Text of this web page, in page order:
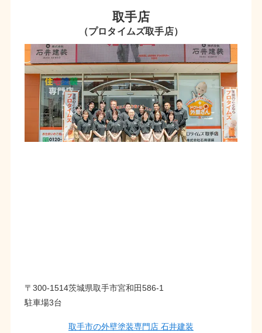
取手店
（プロタイムズ取手店）
〒300-1514茨城県取手市宮和田586-1
駐車場3台
取手市の外壁塗装専門店 石井建装